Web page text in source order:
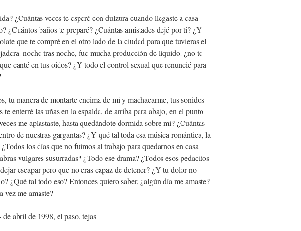
¿Cuántas veces te esperé con dulzura cuando llegaste a casa
¿Cuántos baños te preparé? ¿Cuántas amistades dejé por ti? ¿Y
que te compré en el otro lado de la ciudad para que tuvieras el
noche tras noche, fue mucha producción de líquido, ¿no te
canté en tus oidos? ¿Y todo el control sexual que renuncié para
tu manera de montarte encima de mí y machacarme, tus sonidos
te enterré las uñas en la espalda, de arriba para abajo, en el punto
me aplastaste, hasta quedándote dormida sobre mi? ¿Cuántas
de nuestras gargantas? ¿Y qué tal toda esa música romántica, la
los días que no fuimos al trabajo para quedarnos en casa
vulgares susurradas? ¿Todo ese drama? ¿Todos esos pedacitos
escapar pero que no eras capaz de detener? ¿Y tu dolor no
¿Qué tal todo eso? Entonces quiero saber, ¿algún día me amaste?
vez me amaste?
abril de 1998, el paso, tejas